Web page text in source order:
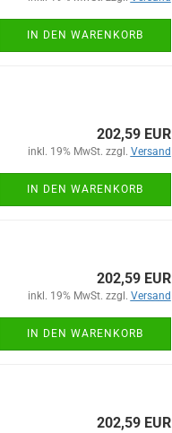
IN DEN WARENKORB
202,59 EUR
inkl. 19% MwSt. zzgl. Versand
IN DEN WARENKORB
202,59 EUR
inkl. 19% MwSt. zzgl. Versand
IN DEN WARENKORB
202,59 EUR